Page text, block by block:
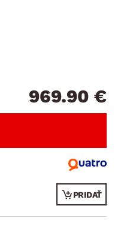
969.90 €
PRIDAŤ